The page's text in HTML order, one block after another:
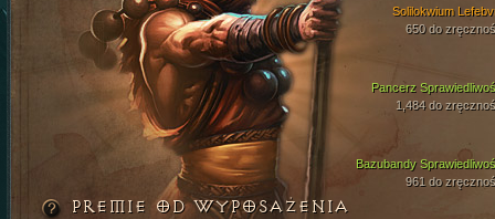
Pancerz
1,484 do
Bazubandy
961 do
Solilokwium
650 do
PREMIE OD WYPOSAŻENIA